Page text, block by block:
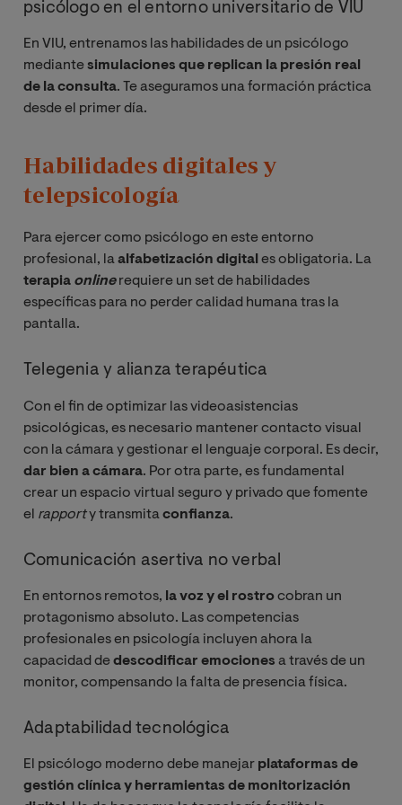
psicólogo en el entorno universitario de VIU
En VIU, entrenamos las habilidades de un psicólogo
mediantesimulaciones que replican la presión real
de la consulta. Te aseguramos una formación práctica
desde el primer día.
Habilidades digitales y
telepsicología
Para ejercer como psicólogo en este entorno
profesional, laalfabetización digitales obligatoria. La
terapia onlinerequiere un set de habilidades
específicas para no perder calidad humana tras la
pantalla.
Telegenia y alianza terapéutica
Con el fin de optimizar las videoasistencias
psicológicas, es necesario mantener contacto visual
con la cámara y gestionar el lenguaje corporal. Es decir,
dar bien a cámara. Por otra parte, es fundamental
crear un espacio virtual seguro y privado que fomente
el rapporty transmitaconfianza.
Comunicación asertiva no verbal
En entornos remotos, la voz y el rostrocobran un
protagonismo absoluto. Las competencias
profesionales en psicología incluyen ahora la
capacidad dedescodificar emociones a través de un
monitor, compensando la falta de presencia física.
Adaptabilidad tecnológica
El psicólogo moderno debe manejar plataformas de
gestión clínica y herramientas de monitorización